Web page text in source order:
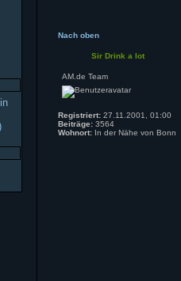
Nach oben
Sir Drink a lot
AM.de Team
Registriert: 27.11.2001, 01:00
Beiträge: 3564
Wohnort: In der Nähe von Bonn